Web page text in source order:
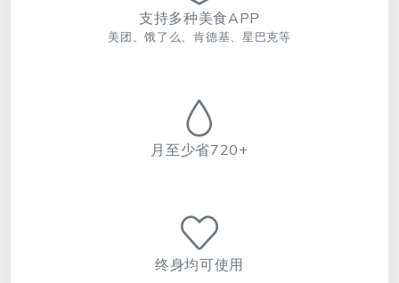
支持多种美食APP
美团、饿了么、肯德基、星巴克等
月至少省720+
终身均可使用